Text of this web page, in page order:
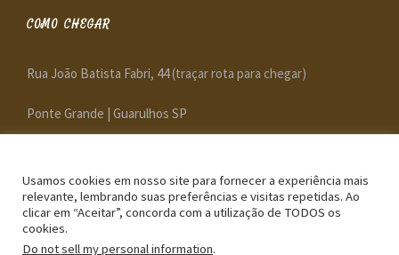
COMO CHEGAR
Rua João Batista Fabri, 44(traçar rota para chegar)
Ponte Grande | Guarulhos SP
com fácil acesso pelas Rodovias Dutra e Fernão Dias.
Usamos cookies em nosso site para fornecer a experiência mais
relevante, lembrando suas preferências e visitas repetidas. Ao
clicar em “Aceitar”, concorda com a utilização de TODOS os
cookies.
Do not sell my personal information.